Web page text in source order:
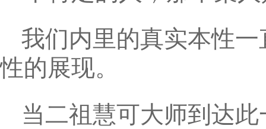
我们内里的真实本性
性的展现。
当二祖慧可大师到达